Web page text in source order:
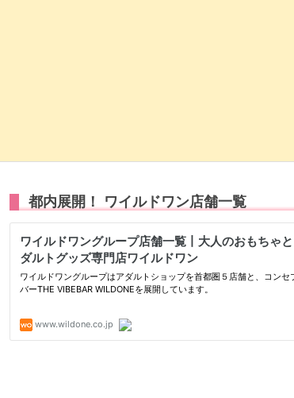
都内展開！ ワイルドワン店舗一覧